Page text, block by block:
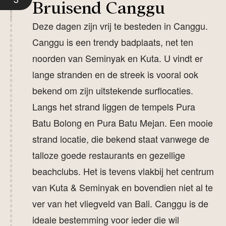
dorpstempel, er is een wandeling door rijstvelden,
een workshop Balinees koken, u bezoekt een
lokaal schooltje en u maakt een trekking naar een
verborgen waterval! Een onvergetelijke ervaring!
Vanuit Bangli gaat de reis door naar Candidasa in
het oosten. Hiervandaan vertrekken de boten
naar de Gili Eilanden. Na alle actie en avontuur is
het hier heerlijk genieten zon, zee en strand! U
heeft een extra lang verblijf aan de hagelwitte
stranden van Gili Trawangan. Aan het einde van
de reis keert u terug naar Bali in verband met de
vlucht en daar plannen we nog 2 dagen in een
luxe resort in het trendy Benoa!
Kies voor een reis door Bali op maat
Bruisend Canggu
Deze dagen zijn vrij te besteden in Canggu.
Canggu is een trendy badplaats, net ten
noorden van Seminyak en Kuta. U vindt er
lange stranden en de streek is vooral ook
bekend om zijn uitstekende surflocaties.
Langs het strand liggen de tempels Pura
Batu Bolong en Pura Batu Mejan. Een mooie
strand locatie, die bekend staat vanwege de
talloze goede restaurants en gezellige
beachclubs. Het is tevens vlakbij het centrum
van Kuta & Seminyak en bovendien niet al te
ver van het vliegveld van Bali. Canggu is de
ideale bestemming voor ieder die wil